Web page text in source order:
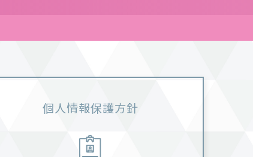
個人情報保護方針